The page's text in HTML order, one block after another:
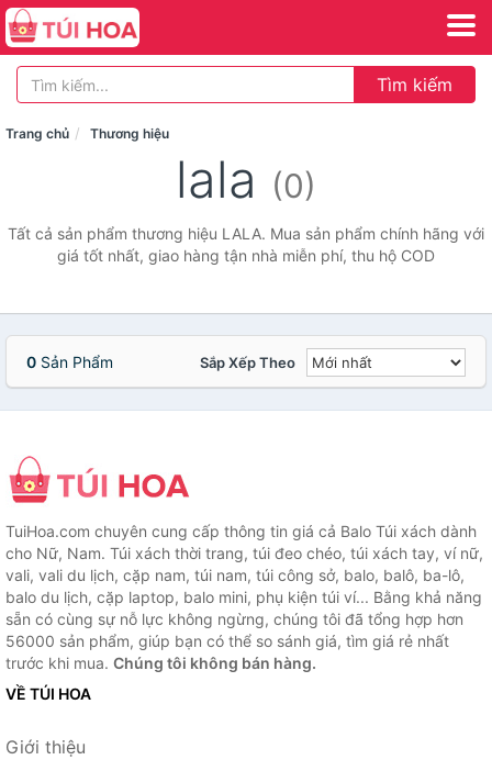
Tìm kiếm
Trang chủ Thương hiệu
lala (0)
Tất cả sản phẩm thương hiệu LALA. Mua sản phẩm chính hãng với
giá tốt nhất, giao hàng tận nhà miễn phí, thu hộ COD
0 Sản Phẩm Sắp Xếp Theo
TuiHoa.com chuyên cung cấp thông tin giá cả Balo Túi xách dành
cho Nữ, Nam. Túi xách thời trang, túi đeo chéo, túi xách tay, ví nữ,
vali, vali du lịch, cặp nam, túi nam, túi công sở, balo, balô, ba-lô,
balo du lịch, cặp laptop, balo mini, phụ kiện túi ví... Bằng khả năng
sẵn có cùng sự nỗ lực không ngừng, chúng tôi đã tổng hợp hơn
56000 sản phẩm, giúp bạn có thể so sánh giá, tìm giá rẻ nhất
trước khi mua. Chúng tôi không bán hàng.
VỀ TÚI HOA
Giới thiệu